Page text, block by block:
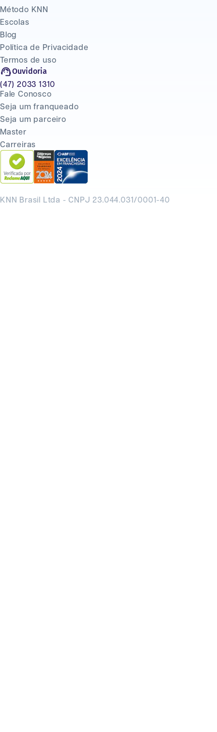
KNN Brasil Ltda - CNPJ 23.044.031/0001-40
Método KNN
Escolas
Blog
Política de Privacidade
Termos de uso
Ouvidoria
(47) 2033 1310
Fale Conosco
Seja um franqueado
Seja um parceiro
Master
Carreiras